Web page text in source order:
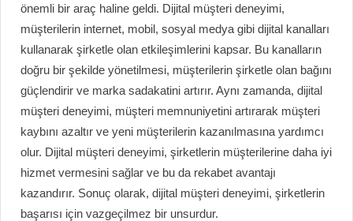
önemli bir araç haline geldi. Dijital müşteri deneyimi,
müşterilerin internet, mobil, sosyal medya gibi dijital kanalları
kullanarak şirketle olan etkileşimlerini kapsar. Bu kanalların
doğru bir şekilde yönetilmesi, müşterilerin şirketle olan bağını
güçlendirir ve marka sadakatini artırır. Aynı zamanda, dijital
müşteri deneyimi, müşteri memnuniyetini artırarak müşteri
kaybını azaltır ve yeni müşterilerin kazanılmasına yardımcı
olur. Dijital müşteri deneyimi, şirketlerin müşterilerine daha iyi
hizmet vermesini sağlar ve bu da rekabet avantajı
kazandırır. Sonuç olarak, dijital müşteri deneyimi, şirketlerin
başarısı için vazgeçilmez bir unsurdur.